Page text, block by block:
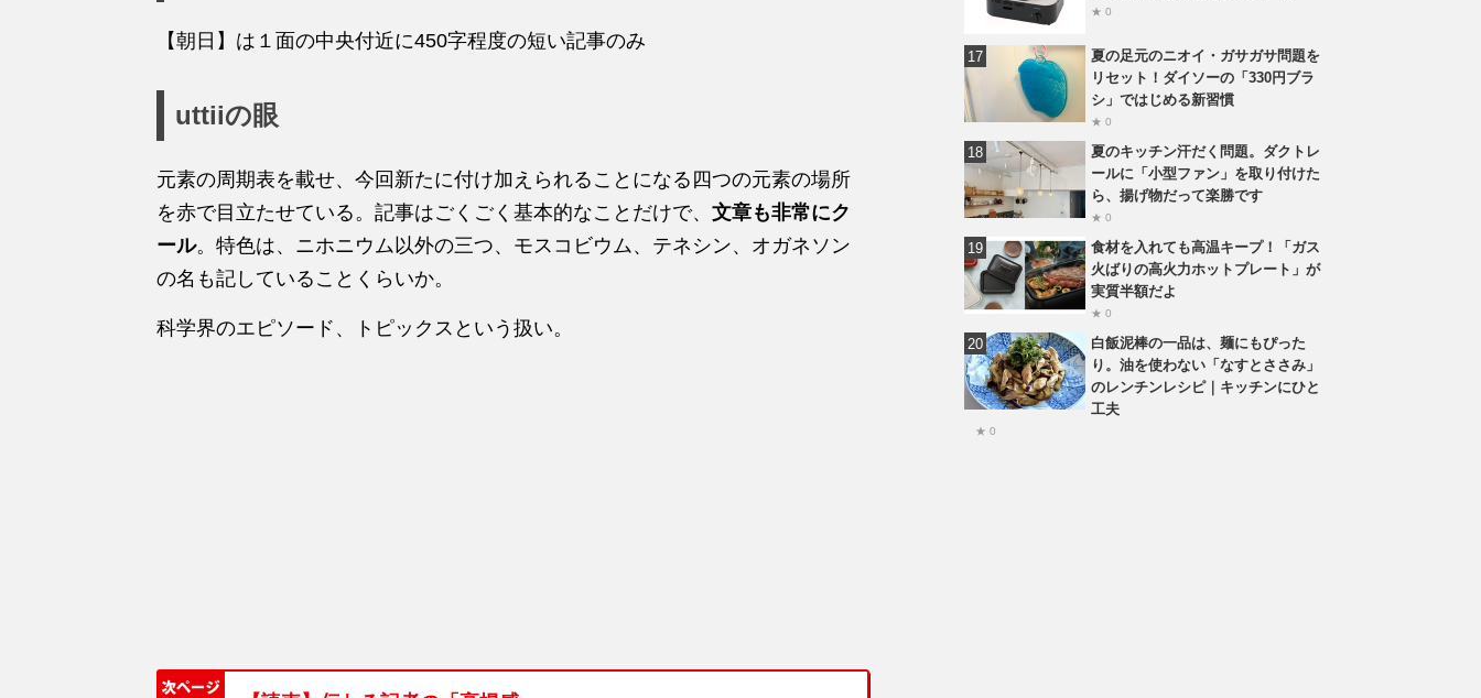
【朝日】は１面の中央付近に450字程度の短い記事のみ
uttiiの眼
元素の周期表を載せ、今回新たに付け加えられることになる四つの元素の場所
を赤で目立たせている。記事はごくごく基本的なことだけで、 文章も非常にク
ール。特色は、ニホニウム以外の三つ、モスコビウム、テネシン、オガネソン
の名も記していることくらいか。
科学界のエピソード、トピックスという扱い。
★ 0
夏の足元のニオイ・ガサガサ問題を
リセット！ダイソーの「330円ブラ
シ」ではじめる新習慣
★ 0
夏のキッチン汗だく問題。ダクトレ
ールに「小型ファン」を取り付けた
ら、揚げ物だって楽勝です
★ 0
食材を入れても高温キープ！「ガス
火ばりの高火力ホットプレート」が
実質半額だよ
★ 0
白飯泥棒の一品は、麺にもぴった
り。油を使わない「なすとささみ」
のレンチンレシピ｜キッチンにひと
工夫
★ 0